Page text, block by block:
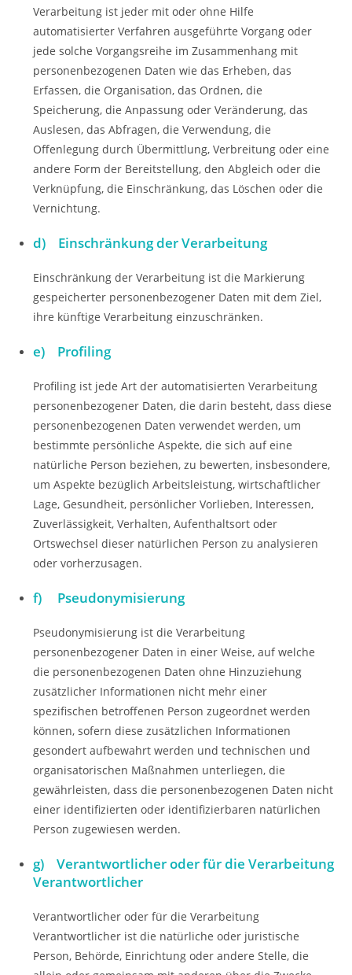
Verarbeitung ist jeder mit oder ohne Hilfe
automatisierter Verfahren ausgeführte Vorgang oder
jede solche Vorgangsreihe im Zusammenhang mit
personenbezogenen Daten wie das Erheben, das
Erfassen, die Organisation, das Ordnen, die
Speicherung, die Anpassung oder Veränderung, das
Auslesen, das Abfragen, die Verwendung, die
Offenlegung durch Übermittlung, Verbreitung oder eine
andere Form der Bereitstellung, den Abgleich oder die
Verknüpfung, die Einschränkung, das Löschen oder die
Vernichtung.
d) Einschränkung der Verarbeitung
Einschränkung der Verarbeitung ist die Markierung
gespeicherter personenbezogener Daten mit dem Ziel,
ihre künftige Verarbeitung einzuschränken.
e) Profiling
Profiling ist jede Art der automatisierten Verarbeitung
personenbezogener Daten, die darin besteht, dass diese
personenbezogenen Daten verwendet werden, um
bestimmte persönliche Aspekte, die sich auf eine
natürliche Person beziehen, zu bewerten, insbesondere,
um Aspekte bezüglich Arbeitsleistung, wirtschaftlicher
Lage, Gesundheit, persönlicher Vorlieben, Interessen,
Zuverlässigkeit, Verhalten, Aufenthaltsort oder
Ortswechsel dieser natürlichen Person zu analysieren
oder vorherzusagen.
f) Pseudonymisierung
Pseudonymisierung ist die Verarbeitung
personenbezogener Daten in einer Weise, auf welche
die personenbezogenen Daten ohne Hinzuziehung
zusätzlicher Informationen nicht mehr einer
spezifischen betroffenen Person zugeordnet werden
können, sofern diese zusätzlichen Informationen
gesondert aufbewahrt werden und technischen und
organisatorischen Maßnahmen unterliegen, die
gewährleisten, dass die personenbezogenen Daten nicht
einer identifizierten oder identifizierbaren natürlichen
Person zugewiesen werden.
g) Verantwortlicher oder für die Verarbeitung
Verantwortlicher
Verantwortlicher oder für die Verarbeitung
Verantwortlicher ist die natürliche oder juristische
Person, Behörde, Einrichtung oder andere Stelle, die